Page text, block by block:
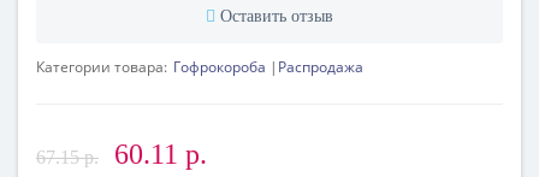
Оставить отзыв
Категории товара: Гофрокороба Распродажа
67.15 р. 60.11 р.